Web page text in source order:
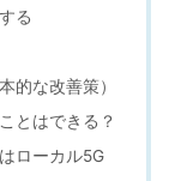
る
的な改善策）
とはできる？
ローカル5G